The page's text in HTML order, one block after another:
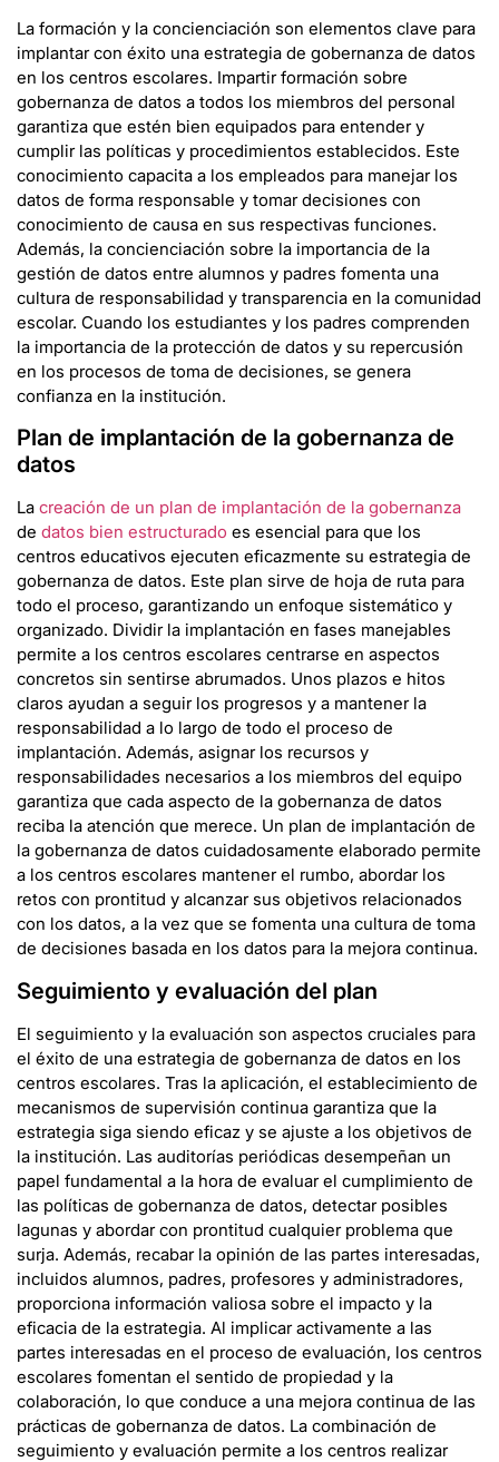
La formación y la concienciación son elementos clave para
implantar con éxito una estrategia de gobernanza de datos
en los centros escolares. Impartir formación sobre
gobernanza de datos a todos los miembros del personal
garantiza que estén bien equipados para entender y
cumplir las políticas y procedimientos establecidos. Este
conocimiento capacita a los empleados para manejar los
datos de forma responsable y tomar decisiones con
conocimiento de causa en sus respectivas funciones.
Además, la concienciación sobre la importancia de la
gestión de datos entre alumnos y padres fomenta una
cultura de responsabilidad y transparencia en la comunidad
escolar. Cuando los estudiantes y los padres comprenden
la importancia de la protección de datos y su repercusión
en los procesos de toma de decisiones, se genera
confianza en la institución.
Plan de implantación de la gobernanza de
datos
La creación de un plan de implantación de la gobernanza
de datos bien estructurado es esencial para que los
centros educativos ejecuten eficazmente su estrategia de
gobernanza de datos. Este plan sirve de hoja de ruta para
todo el proceso, garantizando un enfoque sistemático y
organizado. Dividir la implantación en fases manejables
permite a los centros escolares centrarse en aspectos
concretos sin sentirse abrumados. Unos plazos e hitos
claros ayudan a seguir los progresos y a mantener la
responsabilidad a lo largo de todo el proceso de
implantación. Además, asignar los recursos y
responsabilidades necesarios a los miembros del equipo
garantiza que cada aspecto de la gobernanza de datos
reciba la atención que merece. Un plan de implantación de
la gobernanza de datos cuidadosamente elaborado permite
a los centros escolares mantener el rumbo, abordar los
retos con prontitud y alcanzar sus objetivos relacionados
con los datos, a la vez que se fomenta una cultura de toma
de decisiones basada en los datos para la mejora continua.
Seguimiento y evaluación del plan
El seguimiento y la evaluación son aspectos cruciales para
el éxito de una estrategia de gobernanza de datos en los
centros escolares. Tras la aplicación, el establecimiento de
mecanismos de supervisión continua garantiza que la
estrategia siga siendo eficaz y se ajuste a los objetivos de
la institución. Las auditorías periódicas desempeñan un
papel fundamental a la hora de evaluar el cumplimiento de
las políticas de gobernanza de datos, detectar posibles
lagunas y abordar con prontitud cualquier problema que
surja. Además, recabar la opinión de las partes interesadas,
incluidos alumnos, padres, profesores y administradores,
proporciona información valiosa sobre el impacto y la
eficacia de la estrategia. Al implicar activamente a las
partes interesadas en el proceso de evaluación, los centros
escolares fomentan el sentido de propiedad y la
colaboración, lo que conduce a una mejora continua de las
prácticas de gobernanza de datos. La combinación de
seguimiento y evaluación permite a los centros realizar